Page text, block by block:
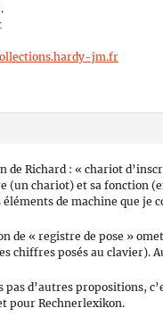
jm.fr
de Richard : « chariot
(un chariot) et sa fonction
éléments de machine que je
de « registre de pose »
chiffres posés au clavier).
pas d’autres propositions,
pour Rechnerlexikon.